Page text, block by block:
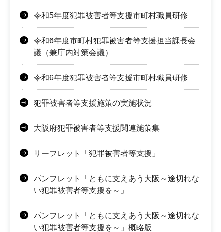
令和5年度犯罪被害者等支援市町村職員研修
令和6年度市町村犯罪被害者等支援担当課長会
議（兼庁内対策会議）
令和6年度犯罪被害者等支援市町村職員研修
犯罪被害者等支援施策の実施状況
大阪府犯罪被害者等支援関連施策集
リーフレット「犯罪被害者等支援」
パンフレット「ともに支えあう大阪～途切れな
い犯罪被害者等支援を～」
パンフレット「ともに支えあう大阪～途切れな
い犯罪被害者等支援を～」概略版